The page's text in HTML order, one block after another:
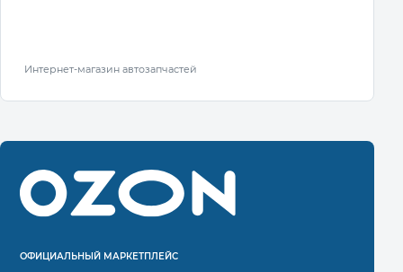
Интернет-магазин автозапчастей
ОФИЦИАЛЬНЫЙ МАРКЕТПЛЕЙС